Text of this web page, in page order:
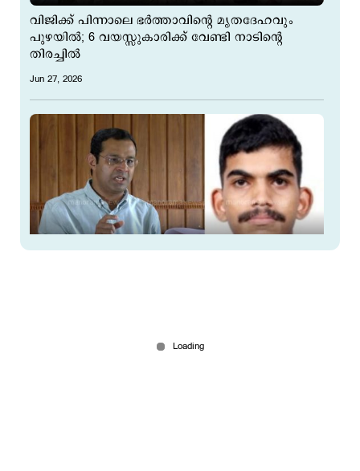
വിജിക്ക് പിന്നാലെ ഭർത്താവിന്റെ മൃതദേഹവും
പുഴയിൽ; 6 വയസ്സുകാരിക്ക് വേണ്ടി നാടിന്റെ
തിരച്ചിൽ
Jun 27, 2026